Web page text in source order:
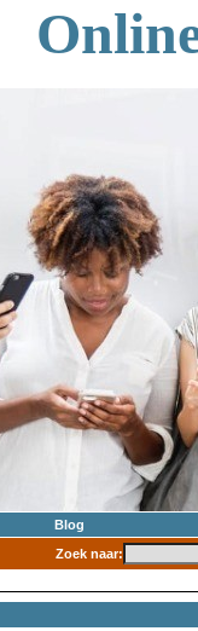
Blog
Zoek naar: